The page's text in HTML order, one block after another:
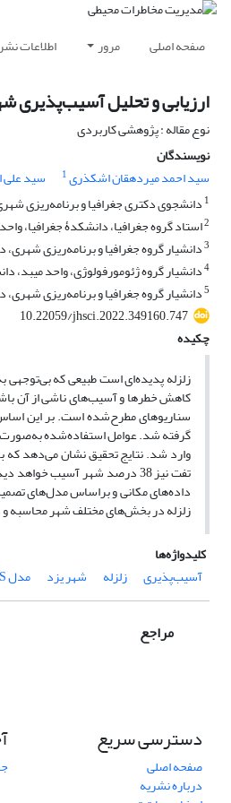
صفحه اصلی مرور اطلاعات
ارزیابی و تحلیل آسیب‌پذیری
نوع مقاله : پژوهشی کاربردی
نویسندگان
سید احمد میردهقان اشکذری1 سید
1 دانشجوی دکتری جغرافیا و برنامه‌ریزی
2استاد گروه جغرافیا، دانشکدۀ جغرافیا،
3دانشیار گروه جغرافیا و برنامه‌ریزی شهری،
4دانشیار گروه ژئومورفولوژی، واحد میبد،
5دانشیار گروه جغرافیا و برنامه‌ریزی
10.22059/jhsci.2022.349160.747
چکیده
زلزله پدیده‌ای است طبیعی که بی‌توجهی
سناریوهای مطرح‌شده است. بر این
زلزله در بخش‌های مختلف شهر
کلیدواژه‌ها
آسیب‌پذیری
زلزله شهر یزد مدل RADIUS
مراجع
دسترسی سریع
صفحه اصلی
درباره نشریه